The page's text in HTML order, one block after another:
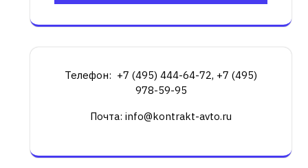
Телефон: +7 (495) 444-64-72, +7 (495)
978-59-95
Почта: info@kontrakt-avto.ru